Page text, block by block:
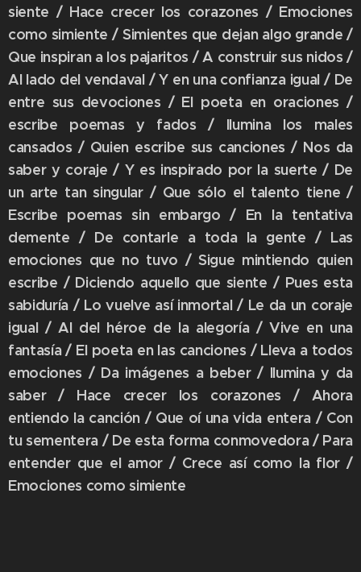
siente / Hace crecer los corazones / Emociones
como simiente / Simientes que dejan algo grande /
Que inspiran a los pajaritos / A construir sus nidos /
Al lado del vendaval / Y en una confianza igual / De
entre sus devociones / El poeta en oraciones /
escribe poemas y fados / Ilumina los males
cansados / Quien escribe sus canciones / Nos da
saber y coraje / Y es inspirado por la suerte / De
un arte tan singular / Que sólo el talento tiene /
Escribe poemas sin embargo / En la tentativa
demente / De contarle a toda la gente / Las
emociones que no tuvo / Sigue mintiendo quien
escribe / Diciendo aquello que siente / Pues esta
sabiduría / Lo vuelve así inmortal / Le da un coraje
igual / Al del héroe de la alegoría / Vive en una
fantasía / El poeta en las canciones / Lleva a todos
emociones / Da imágenes a beber / Ilumina y da
saber / Hace crecer los corazones / Ahora
entiendo la canción / Que oí una vida entera / Con
tu sementera / De esta forma conmovedora / Para
entender que el amor / Crece así como la flor /
Emociones como simiente